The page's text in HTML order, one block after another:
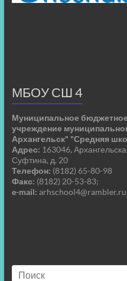
МБОУ СШ 4
Муниципальное
учреждение
Архангельск" "Средняя
Адрес: 163046,
Суфтина, д. 20
Телефон: (8182) 65-80-98
Факс: (8182) 20-53-83;
e-mail: arhschool4@rambler.ru